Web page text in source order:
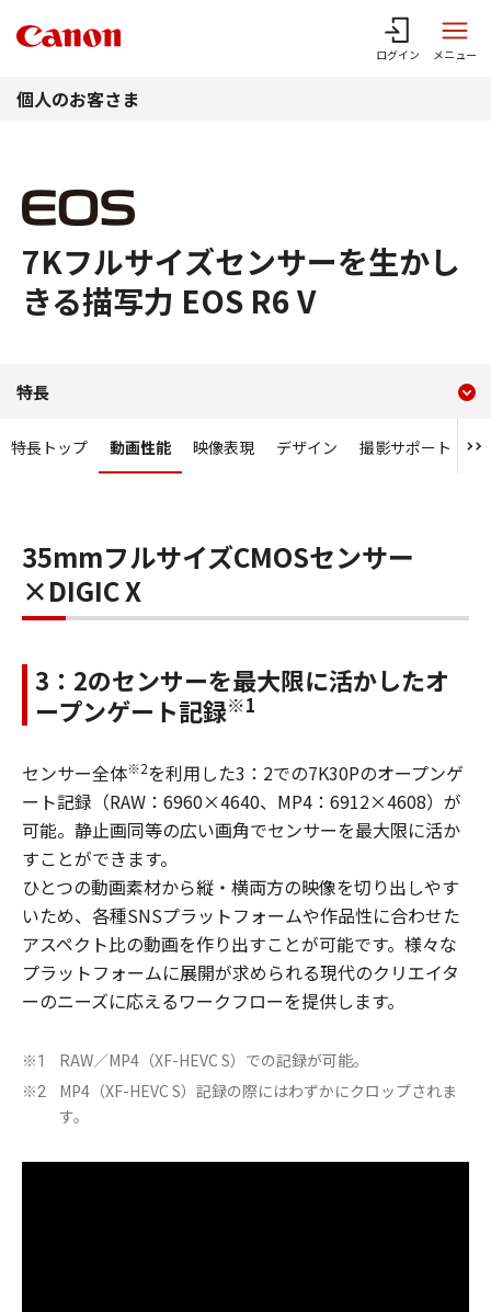
ログイン メニュー
個人のお客さま
7Kフルサイズセンサーを生かし
きる描写力 EOS R6 V
7Kフルサイズセンサーを
特長
特長トップ 動画性能 映像表現 デザイン 撮影サポート
35mmフルサイズCMOSセンサー
×DIGIC X
3：2のセンサーを最大限に活かしたオ
ープンゲート記録※1
センサー全体※2を利用した3：2での7K30Pのオープンゲ
ート記録（RAW：6960×4640、MP4：6912×4608）が
可能。静止画同等の広い画角でセンサーを最大限に活か
すことができます。
ひとつの動画素材から縦・横両方の映像を切り出しやす
いため、各種SNSプラットフォームや作品性に合わせた
アスペクト比の動画を作り出すことが可能です。様々な
プラットフォームに展開が求められる現代のクリエイタ
ーのニーズに応えるワークフローを提供します。
※1 RAW／MP4（XF-HEVC S）での記録が可能。
※2
MP4（XF-HEVC S）記録の際にはわずかにクロップされま
す。